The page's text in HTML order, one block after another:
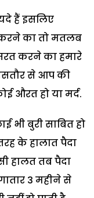
हैं इसलिए
का तो मतलब
करने का हमारे
से आप की
औरत हो या मर्द.
भी बुरी साबित हो
के हालात पैदा
हालत तब पैदा
3 महीने से